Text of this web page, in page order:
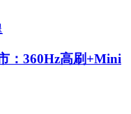
：360Hz高刷+Mini